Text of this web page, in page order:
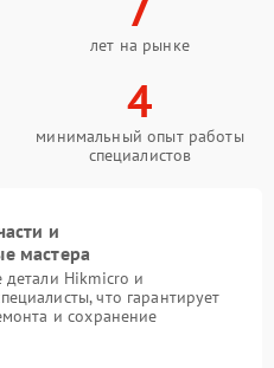
лет на рынке
4
минимальный опыт работы
специалистов
и
мастера
детали Hikmicro и
что гарантирует
и сохранение